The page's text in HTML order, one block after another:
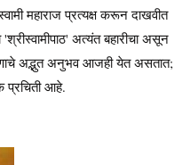
महाराज प्रत्यक्ष करून दाखवीत
अत्यंत बहारीचा असून
अद्भुत अनुभव आजही येत असतात;
प्रचिती आहे.